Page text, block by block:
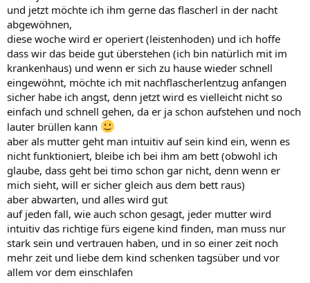
und jetzt möchte ich ihm gerne das flascherl in der nacht
abgewöhnen,
diese woche wird er operiert (leistenhoden) und ich hoffe
dass wir das beide gut überstehen (ich bin natürlich mit im
krankenhaus) und wenn er sich zu hause wieder schnell
eingewöhnt, möchte ich mit nachflascherlentzug anfangen
sicher habe ich angst, denn jetzt wird es vielleicht nicht so
einfach und schnell gehen, da er ja schon aufstehen und noch
lauter brüllen kann
aber als mutter geht man intuitiv auf sein kind ein, wenn es
nicht funktioniert, bleibe ich bei ihm am bett (obwohl ich
glaube, dass geht bei timo schon gar nicht, denn wenn er
mich sieht, will er sicher gleich aus dem bett raus)
aber abwarten, und alles wird gut
auf jeden fall, wie auch schon gesagt, jeder mutter wird
intuitiv das richtige fürs eigene kind finden, man muss nur
stark sein und vertrauen haben, und in so einer zeit noch
mehr zeit und liebe dem kind schenken tagsüber und vor
allem vor dem einschlafen